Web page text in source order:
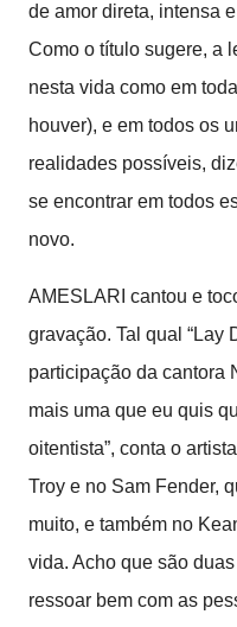
de amor direta, intensa
Como o título sugere, a
nesta vida como em
houver), e em todos os
realidades possíveis,
se encontrar em todos
novo.
AMESLARI cantou e
gravação. Tal qual “Lay
participação da cantora
mais uma que eu quis
oitentista”, conta o
Troy e no Sam Fender,
muito, e também no
vida. Acho que são
ressoar bem com as